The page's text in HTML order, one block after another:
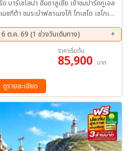
บาร์เซโลน่า อันดาลูเซีย เข้าชมปาร์คกูเอล
ซกีต้า ชมระบำฟลาเมงโก้ โทเลโด เซโกเวีย
ต.ค. 69 (1 ช่วงวันเดินทาง)
ราคาเริ่มต้น
85,900 บาท
ดูรายละเอียด